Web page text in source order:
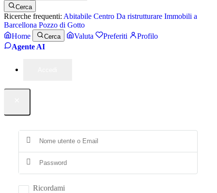
Cerca
Ricerche frequenti: Abitabile Centro Da ristrutturare Immobili a
Barcellona Pozzo di Gotto
Home
Cerca Valuta Preferiti
Profilo
Agente AI
Ricordami